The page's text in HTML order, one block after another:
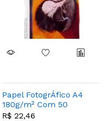
Papel FotogrÁfico A4
180g/m² Com 50
Folhas - Masterprint
R$ 22,46